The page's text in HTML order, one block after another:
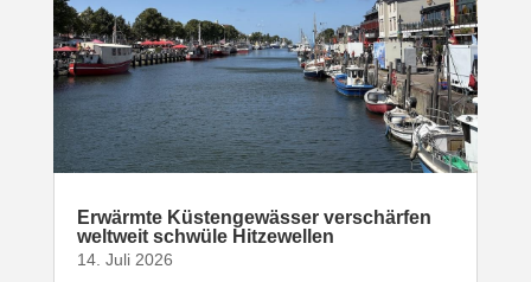
Erwärmte Küsten­ge­wässer verschärfen
weltweit schwüle Hitzewellen
14. Juli 2026